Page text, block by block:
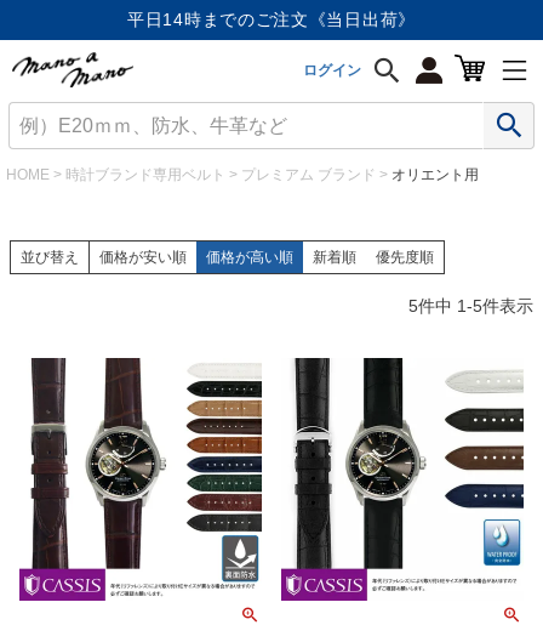
平日14時までのご注文《当日出荷》
ログイン
HOME 時計ブランド専用ベルト プレミアム ブランド オリエント用
並び替え 価格が安い順 価格が高い順 新着順 優先度順
5件中 1-5件表示